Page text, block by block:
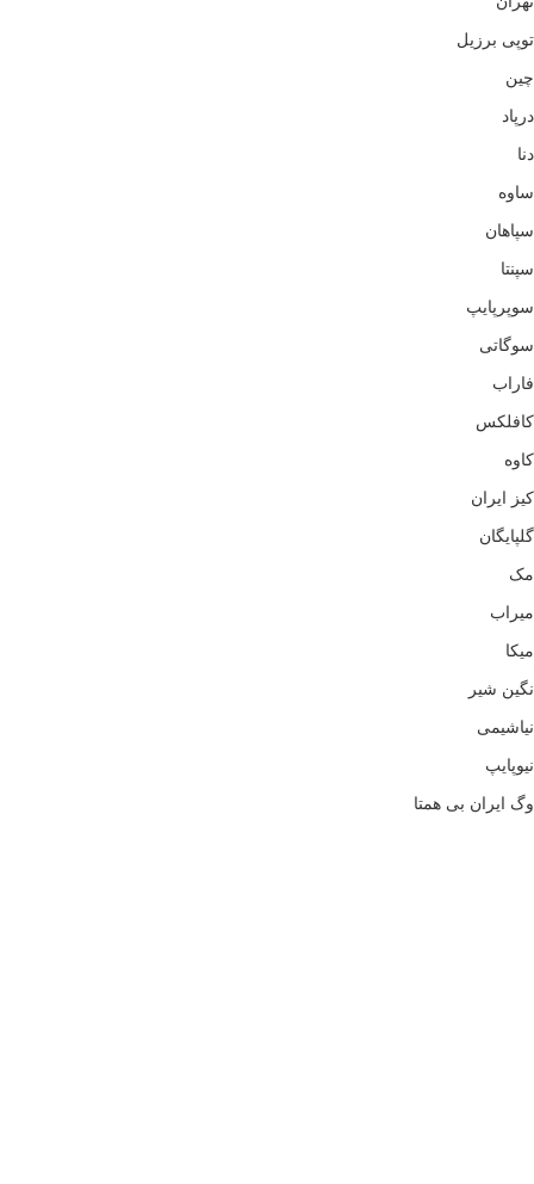
توپی برزیل
چین
درپاد
دنا
ساوه
سپاهان
سپنتا
سوپرپایپ
سوگاتی
فاراب
کافلکس
کاوه
کیز ایران
گلپایگان
مک
میراب
میکا
نگین شیر
نیاشیمی
نیوپایپ
وگ ایران بی همتا